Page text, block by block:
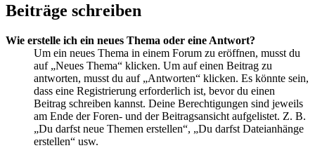
Beiträge schreiben
Wie erstelle ich ein neues Thema oder eine Antwort?
Um ein neues Thema in einem Forum zu eröffnen, musst du
auf „Neues Thema“ klicken. Um auf einen Beitrag zu
antworten, musst du auf „Antworten“ klicken. Es könnte sein,
dass eine Registrierung erforderlich ist, bevor du einen
Beitrag schreiben kannst. Deine Berechtigungen sind jeweils
am Ende der Foren- und der Beitragsansicht aufgelistet. Z. B.
„Du darfst neue Themen erstellen“, „Du darfst Dateianhänge
erstellen“ usw.